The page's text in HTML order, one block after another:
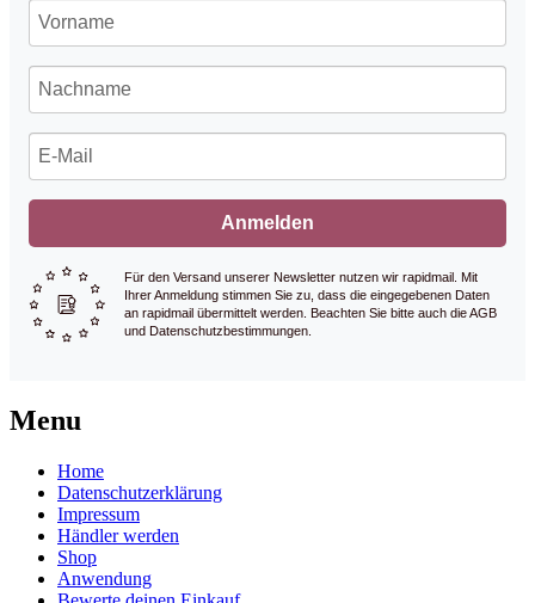
Anmelden
Für den Versand unserer Newsletter nutzen wir rapidmail. Mit
Ihrer Anmeldung stimmen Sie zu, dass die eingegebenen Daten
an rapidmail übermittelt werden. Beachten Sie bitte auch die AGB
und Datenschutzbestimmungen.
Menu
Home
Datenschutzerklärung
Impressum
Händler werden
Shop
Anwendung